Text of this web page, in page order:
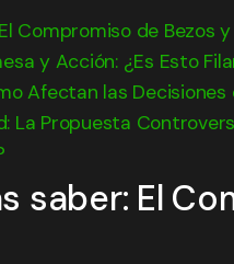
Compromiso de Bezos
y Acción: ¿Es Esto
Afectan las
La Propuesta
saber: El